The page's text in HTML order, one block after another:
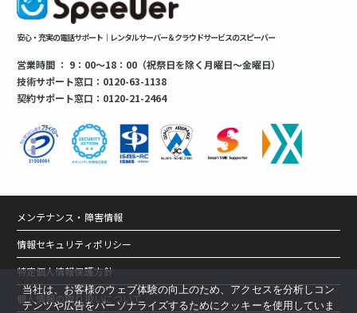
安心・充実の電話サポート｜レンタルサーバー＆クラウドサービスのスピーバー
営業時間 ： 9：00～18：00（祝祭日を除く月曜日～金曜日）
技術サポート窓口：0120-63-1138
契約サポート窓口：0120-21-2464
メンテナンス・障害情報
情報セキュリティポリシー
特定個人情報保護方針
個人情報の取り扱いについて
当社は、お客様のウェブ体験の向上のため、アクセスを分析しコン
テンツや広告をパーソナライズするためにクッキーを使用していま